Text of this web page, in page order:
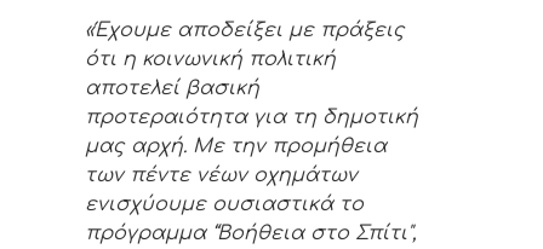
«Έχουμε αποδείξει με πράξεις
ότι η κοινωνική πολιτική
αποτελεί βασική
προτεραιότητα για τη δημοτική
μας αρχή. Με την προμήθεια
των πέντε νέων οχημάτων
ενισχύουμε ουσιαστικά το
πρόγραμμα “Βοήθεια στο Σπίτι",